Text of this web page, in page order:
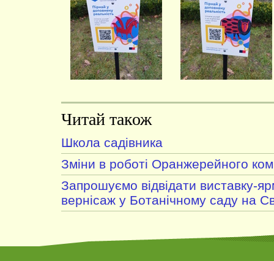
Читай також
Школа садівника
Зміни в роботі Оранжерейного
Запрошуємо відвідати виставку-
вернісаж у Ботанічному саду на